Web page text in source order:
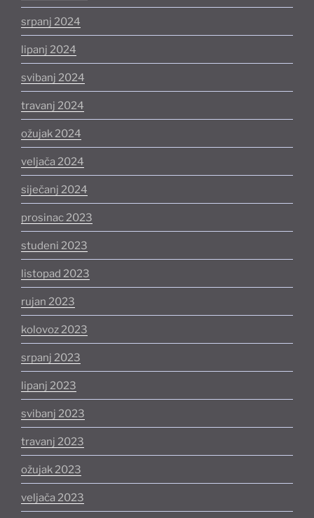
srpanj 2024
lipanj 2024
svibanj 2024
travanj 2024
ožujak 2024
veljača 2024
siječanj 2024
prosinac 2023
studeni 2023
listopad 2023
rujan 2023
kolovoz 2023
srpanj 2023
lipanj 2023
svibanj 2023
travanj 2023
ožujak 2023
veljača 2023